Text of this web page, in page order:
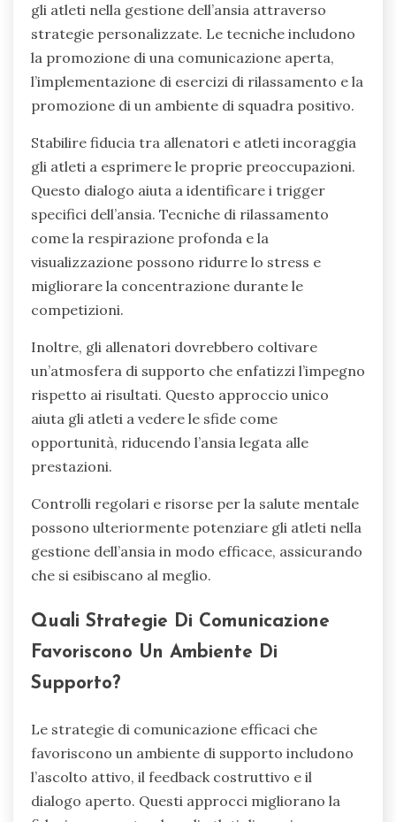
gli atleti nella gestione dell’ansia attraverso
strategie personalizzate. Le tecniche includono
la promozione di una comunicazione aperta,
l’implementazione di esercizi di rilassamento e la
promozione di un ambiente di squadra positivo.
Stabilire fiducia tra allenatori e atleti incoraggia
gli atleti a esprimere le proprie preoccupazioni.
Questo dialogo aiuta a identificare i trigger
specifici dell’ansia. Tecniche di rilassamento
come la respirazione profonda e la
visualizzazione possono ridurre lo stress e
migliorare la concentrazione durante le
competizioni.
Inoltre, gli allenatori dovrebbero coltivare
un’atmosfera di supporto che enfatizzi l’impegno
rispetto ai risultati. Questo approccio unico
aiuta gli atleti a vedere le sfide come
opportunità, riducendo l’ansia legata alle
prestazioni.
Controlli regolari e risorse per la salute mentale
possono ulteriormente potenziare gli atleti nella
gestione dell’ansia in modo efficace, assicurando
che si esibiscano al meglio.
Quali Strategie Di Comunicazione
Favoriscono Un Ambiente Di
Supporto?
Le strategie di comunicazione efficaci che
favoriscono un ambiente di supporto includono
l’ascolto attivo, il feedback costruttivo e il
dialogo aperto. Questi approcci migliorano la